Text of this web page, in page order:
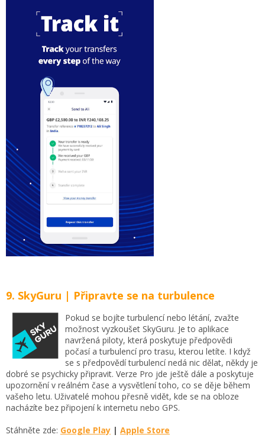
9. SkyGuru | Připravte se na turbulence
Pokud se bojíte turbulencí nebo létání, zvažte
možnost vyzkoušet SkyGuru. Je to aplikace
navržená piloty, která poskytuje předpovědi
počasí a turbulencí pro trasu, kterou letíte. I když
se s předpovědí turbulencí nedá nic dělat, někdy je
dobré se psychicky připravit. Verze Pro jde ještě dále a poskytuje
upozornění v reálném čase a vysvětlení toho, co se děje během
vašeho letu. Uživatelé mohou přesně vidět, kde se na obloze
nacházíte bez připojení k internetu nebo GPS.
Stáhněte zde: Google Play | Apple Store